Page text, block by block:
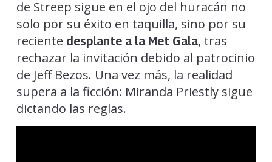
de Streep sigue en el ojo del huracán no
solo por su éxito en taquilla, sino por su
reciente desplante a la Met Gala, tras
rechazar la invitación debido al patrocinio
de Jeff Bezos. Una vez más, la realidad
supera a la ficción: Miranda Priestly sigue
dictando las reglas.